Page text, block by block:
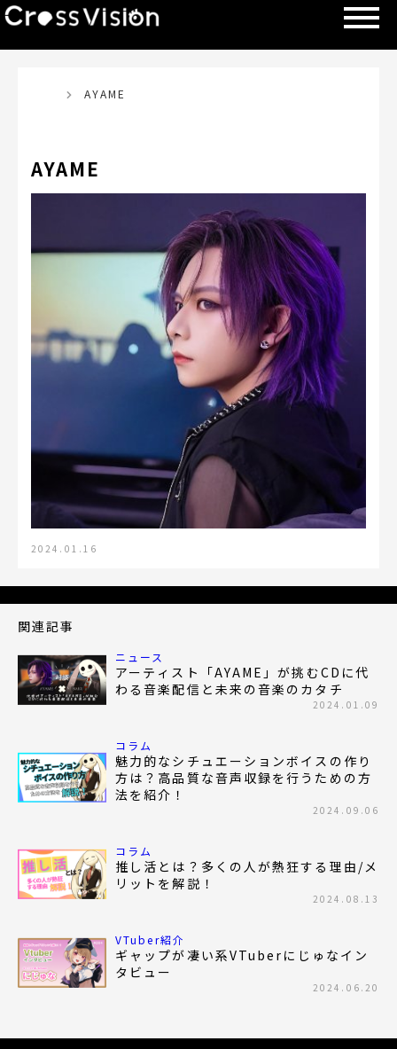
AYAME
AYAME
2024.01.16
関連記事
ニュース
アーティスト「AYAME」が挑むCDに代
わる音楽配信と未来の音楽のカタチ
2024.01.09
コラム
魅力的なシチュエーションボイスの作り
方は？高品質な音声収録を行うための方
法を紹介！
2024.09.06
コラム
推し活とは？多くの人が熱狂する理由/メ
リットを解説！
2024.08.13
VTuber紹介
ギャップが凄い系VTuberにじゅなイン
タビュー
2024.06.20